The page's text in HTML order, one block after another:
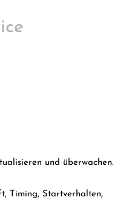
und überwachen.
Timing, Startverhalten,